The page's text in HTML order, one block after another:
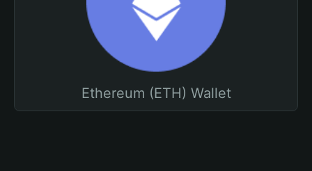
Ethereum (ETH) Wallet